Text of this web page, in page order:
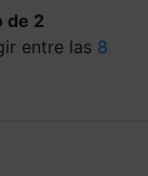
de 2
entre las 8